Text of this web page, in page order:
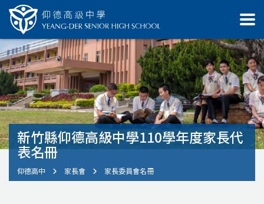
新竹縣仰德高級中學110學年度家長代
表名冊
仰德高中 家長會 家長委員會名冊